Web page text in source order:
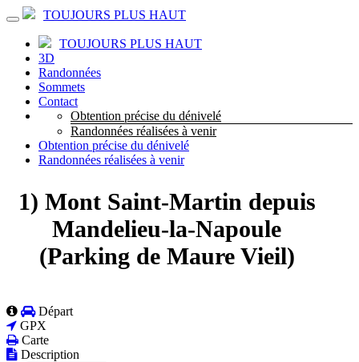
TOUJOURS PLUS HAUT
TOUJOURS PLUS HAUT
3D
Randonnées
Sommets
Contact
Obtention précise du dénivelé
Randonnées réalisées à venir
Obtention précise du dénivelé
Randonnées réalisées à venir
1) Mont Saint-Martin depuis
Mandelieu-la-Napoule
(Parking de Maure Vieil)
Départ
GPX
Carte
Description